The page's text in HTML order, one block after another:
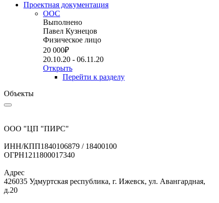
Проектная документация
ООС
Выполнено
Павел Кузнецов
Физическое лицо
20 000₽
20.10.20 - 06.11.20
Открыть
Перейти к разделу
Объекты
ООО "ЦП "ПИРС"
ИНН/КПП1840106879 / 18400100
ОГРН1211800017340
Адрес
426035 Удмуртская республика, г. Ижевск, ул. Авангардная,
д.20